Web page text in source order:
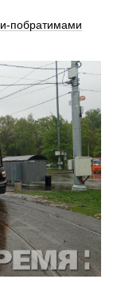
побратимами